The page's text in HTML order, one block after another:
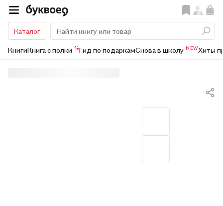
Каталог
КнигиКнига с полки %Гид по подаркамСнова в школу NEWХиты